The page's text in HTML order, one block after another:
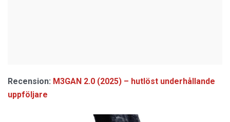
Recension: M3GAN 2.0 (2025) – hutlöst underhållande
uppföljare